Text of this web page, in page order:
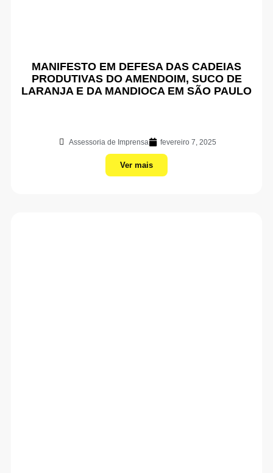
MANIFESTO EM DEFESA DAS CADEIAS
PRODUTIVAS DO AMENDOIM, SUCO DE
LARANJA E DA MANDIOCA EM SÃO PAULO
Assessoria de Imprensa fevereiro 7, 2025
Ver mais